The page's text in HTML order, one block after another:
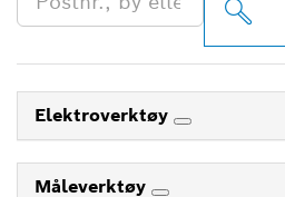
Elektroverktøy
Måleverktøy